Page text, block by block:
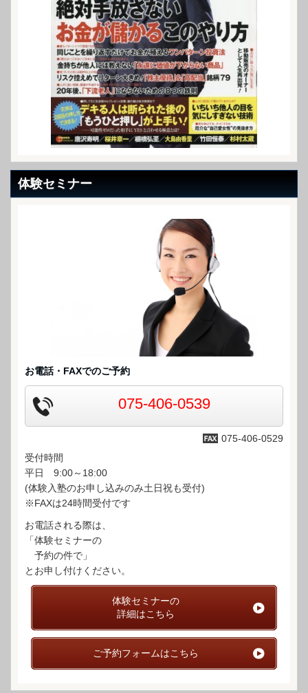
体験セミナー
お電話・FAXでのご予約
075-406-0539
075-406-0529
受付時間
平日 9:00～18:00
(体験入塾のお申し込みのみ土日祝も受付)
※FAXは24時間受付です
お電話される際は、
「体験セミナーの
予約の件で」
とお申し付けください。
体験セミナーの
詳細はこちら
ご予約フォームはこちら